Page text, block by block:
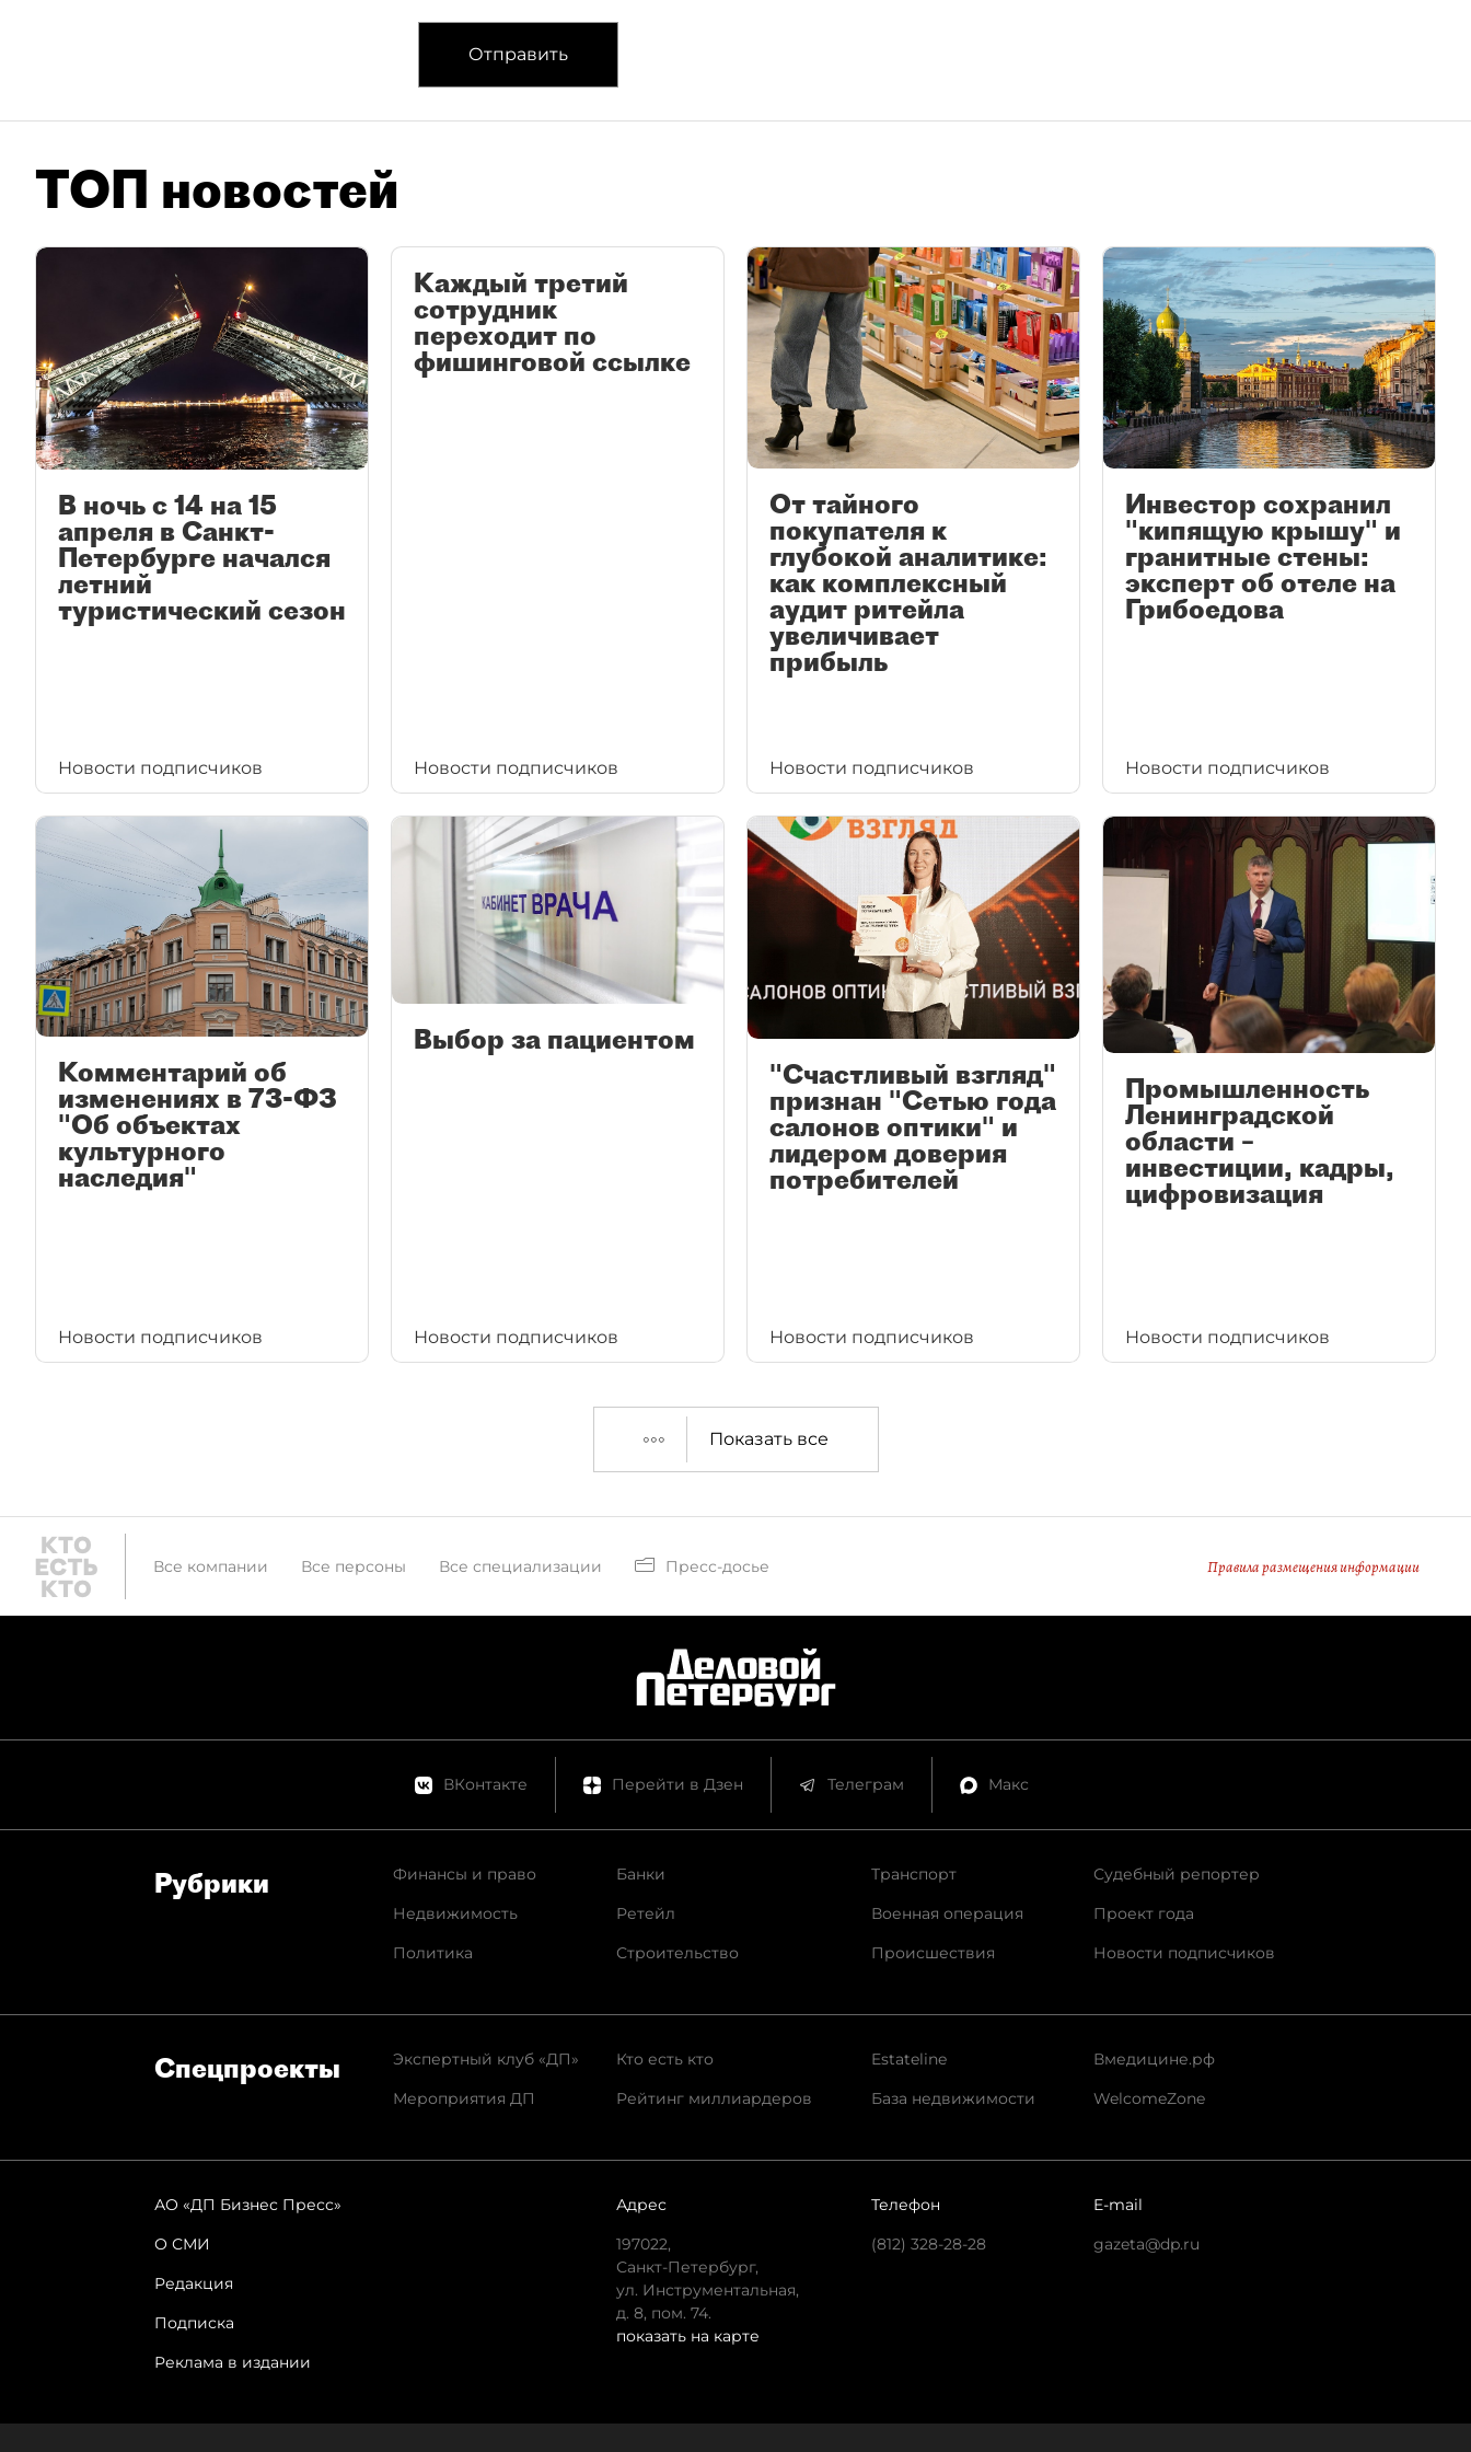
Отправить
ТОП новостей
В ночь с 14 на 15
апреля в Санкт-
Петербурге начался
летний
туристический сезон
Новости подписчиков
Каждый третий
сотрудник
переходит по
фишинговой ссылке
Новости подписчиков
От тайного
покупателя к
глубокой аналитике:
как комплексный
аудит ритейла
увеличивает
прибыль
Новости подписчиков
Инвестор сохранил
"кипящую крышу" и
гранитные стены:
эксперт об отеле на
Грибоедова
Новости подписчиков
Комментарий об
изменениях в 73-ФЗ
"Об объектах
культурного
наследия"
Новости подписчиков
Выбор за пациентом
Новости подписчиков
"Счастливый взгляд"
признан "Сетью года
салонов оптики" и
лидером доверия
потребителей
Новости подписчиков
Промышленность
Ленинградской
области –
инвестиции, кадры,
цифровизация
Новости подписчиков
Показать все
Все компании Все персоны Все специализации Пресс-досье Правила размещения информации
ВКонтакте Перейти в Дзен Телеграм Макс
Рубрики
Финансы и право
Недвижимость
Политика
Банки
Ретейл
Строительство
Транспорт
Военная операция
Происшествия
Судебный репортер
Проект года
Новости подписчиков
Спец­проекты
Экспертный клуб «ДП»
Мероприятия ДП
Кто есть кто
Рейтинг миллиардеров
Estateline
База недвижимости
Вмедицине.рф
WelcomeZone
АО «ДП Бизнес Пресс»
О СМИ
Редакция
Подписка
Реклама в издании
Адрес
197022,
Санкт-Петербург,
ул. Инструментальная,
д. 8, пом. 74.
показать на карте
Телефон
(812) 328-28-28
E-mail
gazeta@dp.ru